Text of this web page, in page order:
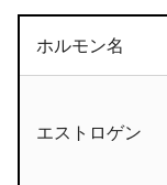
ホルモン名
エストロゲン